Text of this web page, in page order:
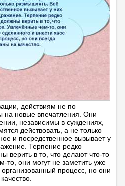
действиям не по
на новые впечатления. Они
независимы в суждениях,
действовать, а не только
и посредственное вызывает у
Терпение редко
верить в то, что делают что-то
то, они могут не заметить уже
процесс, но они